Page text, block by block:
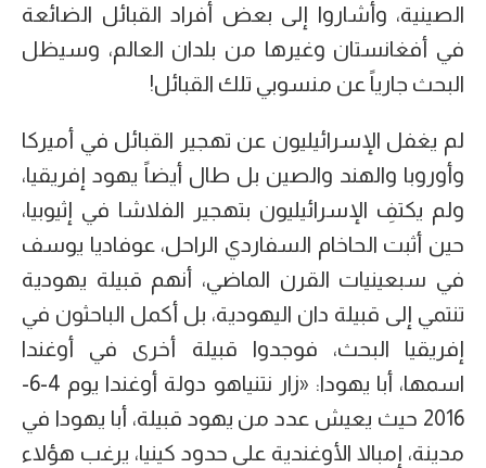
الصينية، وأشاروا إلى بعض أفراد القبائل الضائعة
في أفغانستان وغيرها من بلدان العالم، وسيظل
البحث جارياً عن منسوبي تلك القبائل!
لم يغفل الإسرائيليون عن تهجير القبائل في أميركا
وأوروبا والهند والصين بل طال أيضاً يهود إفريقيا،
ولم يكتفِ الإسرائيليون بتهجير الفلاشا في إثيوبيا،
حين أثبت الحاخام السفاردي الراحل، عوفاديا يوسف
في سبعينيات القرن الماضي، أنهم قبيلة يهودية
تنتمي إلى قبيلة دان اليهودية، بل أكمل الباحثون في
إفريقيا البحث، فوجدوا قبيلة أخرى في أوغندا
اسمها، أبا يهودا: «زار نتنياهو دولة أوغندا يوم 4-6-
2016 حيث يعيش عدد من يهود قبيلة، أبا يهودا في
مدينة، إمبالا الأوغندية على حدود كينيا، يرغب هؤلاء